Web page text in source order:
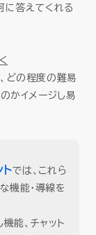
に答えてくれる
どの程度の難易
かイメージし易
では、これら
機能・導線を
能、チャット